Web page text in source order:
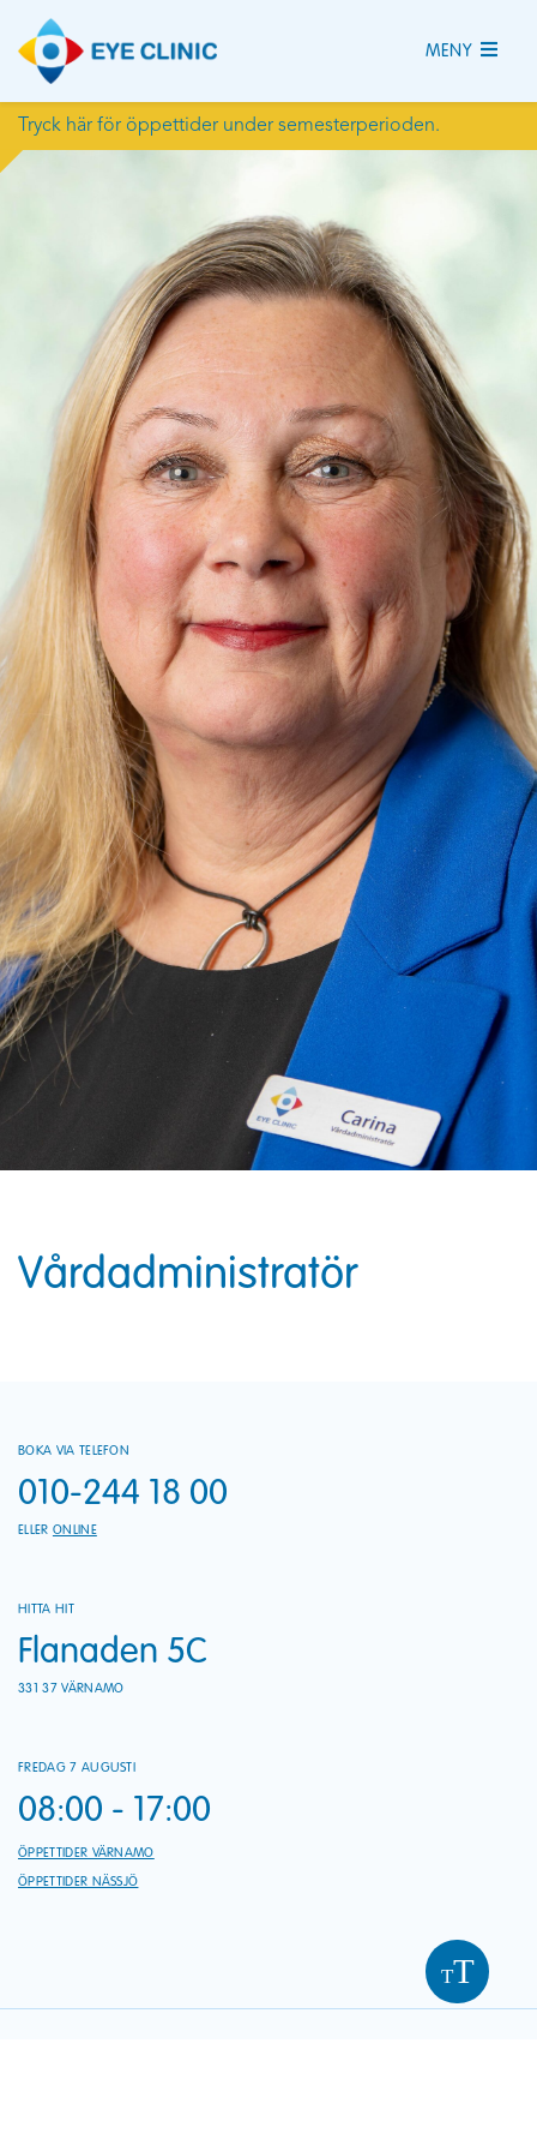
MENY
Tryck här för öppettider under semesterperioden.
Vårdadministratör
BOKA VIA TELEFON
010-244 18 00
ELLER ONLINE
HITTA HIT
Flanaden 5C
331 37 VÄRNAMO
FREDAG 7 AUGUSTI
08:00 - 17:00
ÖPPETTIDER VÄRNAMO
ÖPPETTIDER NÄSSJÖ
TT